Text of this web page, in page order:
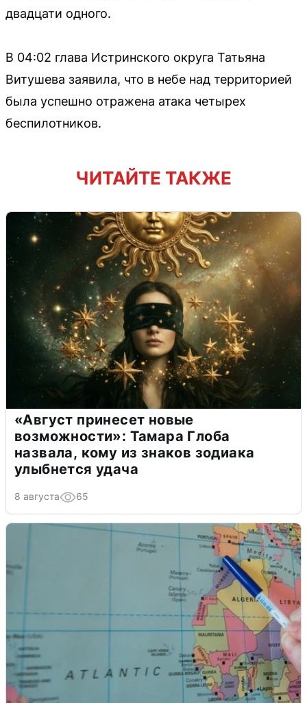
двадцати одного.
В 04:02 глава Истринского округа Татьяна
Витушева заявила, что в небе над территорией
была успешно отражена атака четырех
беспилотников.
ЧИТАЙТЕ ТАКЖЕ
«Август принесет новые
возможности»: Тамара Глоба
назвала, кому из знаков зодиака
улыбнется удача
8 августа 65